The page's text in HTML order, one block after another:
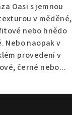
Oasi s jemnou
v měděné,
nebo hnědo
Nebo naopak v
provedení v
černé nebo...